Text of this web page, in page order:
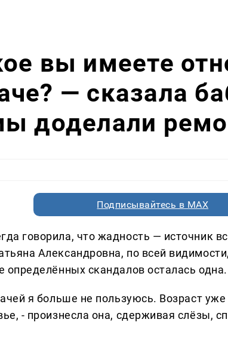
вы имеете
— сказала
доделали
Подписывайтесь в MAX
говорила, что жадность — источник
Александровна, по всей
определённых скандалов осталась одна.
я больше не пользуюсь. Возраст уже
- произнесла она, сдерживая слёзы,